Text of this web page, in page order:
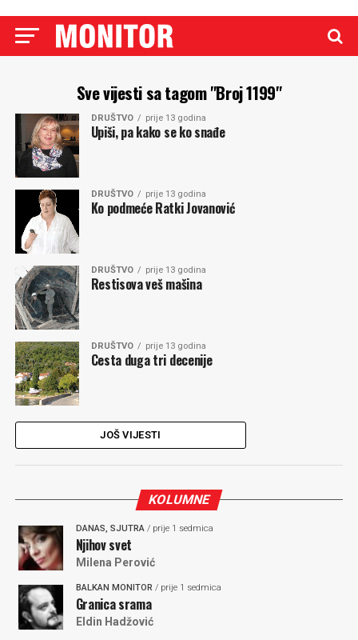
Sve vijesti sa tagom "Broj 1199"
DRUŠTVO prije 13 godina
Upiši, pa kako se ko snađe
DRUŠTVO prije 13 godina
Ko podmeće Ratki Jovanović
DRUŠTVO prije 13 godina
Restisova veš mašina
DRUŠTVO prije 13 godina
Cesta duga tri decenije
JOŠ VIJESTI
KOLUMNE
DANAS, SJUTRA/ prije 1 sedmica
Njihov svet
Milena Perović
BALKAN MONITOR/ prije 1 sedmica
Granica srama
Eldin Hadžović